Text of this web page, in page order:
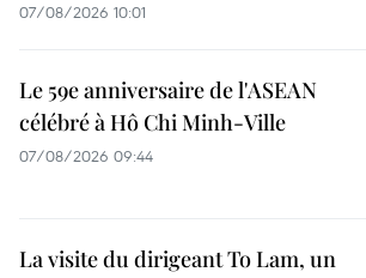
07/08/2026 10:01
Le 59e anniversaire de l'ASEAN
célébré à Hô Chi Minh-Ville
07/08/2026 09:44
La visite du dirigeant To Lam, un